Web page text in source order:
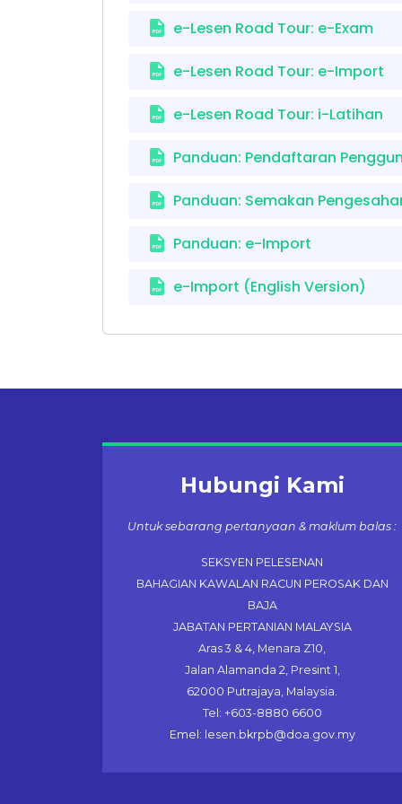
e-Lesen Road Tour: e-Exam
e-Lesen Road Tour: e-Import
e-Lesen Road Tour: i-Latihan
Panduan: Pendaftaran
Panduan: Semakan
Panduan: e-Import
e-Import (English Version)
Hubungi Kami
Untuk sebarang pertanyaan & maklum balas :
SEKSYEN PELESENAN
BAHAGIAN KAWALAN RACUN PEROSAK DAN
BAJA
JABATAN PERTANIAN MALAYSIA
Aras 3 & 4, Menara Z10,
Jalan Alamanda 2, Presint 1,
62000 Putrajaya, Malaysia.
Tel: +603-8880 6600
Emel: lesen.bkrpb@doa.gov.my